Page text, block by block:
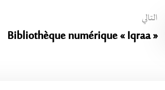
التالي
Bibliothèque numérique « Iqraa »